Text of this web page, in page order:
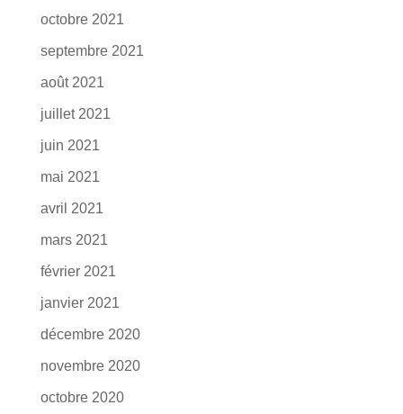
octobre 2021
septembre 2021
août 2021
juillet 2021
juin 2021
mai 2021
avril 2021
mars 2021
février 2021
janvier 2021
décembre 2020
novembre 2020
octobre 2020